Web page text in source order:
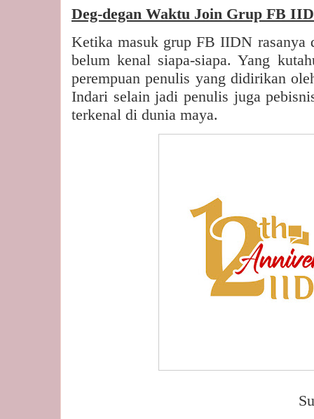
Deg-degan Waktu Join Grup FB
Ketika masuk grup FB IIDN rasanya
belum kenal siapa-siapa. Yang
perempuan penulis yang didirikan
Indari selain jadi penulis juga
terkenal di dunia maya.
Sumber foto: